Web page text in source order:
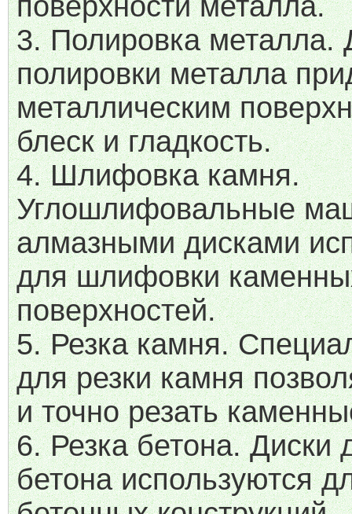
3. Полировка металла.
полировки металла
металлическим
блеск и гладкость.
4. Шлифовка камня.
Углошлифовальные
алмазными дисками
для шлифовки
поверхностей.
5. Резка камня.
для резки камня
и точно резать
6. Резка бетона. Диски
бетона используются